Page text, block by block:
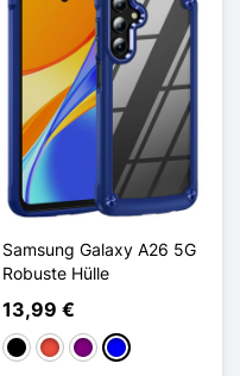
Samsung Galaxy A26 5G
Robuste Hülle
13,99 €
Schwarz
Rot Violett
Blau